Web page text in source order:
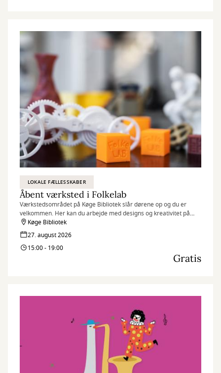
LOKALE FÆLLESSKABER
Åbent værksted i Folkelab
Værkstedsområdet på Køge Bibliotek slår dørene op og du er
velkommen. Her kan du arbejde med designs og kreativitet på
f.eks. 3D-printere, broderimaskiner og folieskærere, samt
udveksle idéer og dele viden med andre.
Køge Bibliotek
27. august 2026
15:00 - 19:00
Gratis